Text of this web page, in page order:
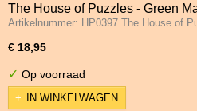
The House of Puzzles - Green
Artikelnummer: HP0397 The House of
€ 18,95
✓ Op voorraad
IN WINKELWAGEN